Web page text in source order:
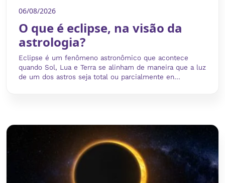
06/08/2026
O que é eclipse, na visão da
astrologia?
Eclipse é um fenômeno astronômico que acontece
quando Sol, Lua e Terra se alinham de maneira que a luz
de um dos astros seja total ou parcialmente en...